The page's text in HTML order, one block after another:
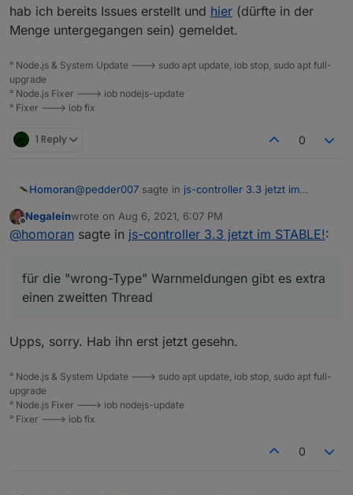
hab ich bereits Issues erstellt und hier (dürfte in der
Menge untergegangen sein) gemeldet.
° Node.js & System Update ---> sudo apt update, iob stop, sudo apt full-
upgrade
° Node.js Fixer ---> iob nodejs-update
° Fixer ---> iob fix
1 Reply 0
Homoran@pedder007 sagte in js-controller 3.3 jetzt im
Der Thread hier wird langsam zu lang um das
"wrong-Type" Warnmeldungen gibt es extra einen
zweitten Thread
https://forum.iobroker.net/topic/46776/meldungen-
bei nur 127 Posts ist noch massig Luft
Offline
Negaleinwrote on Aug 6, 2021, 6:07 PM
last edited by
@homoran sagte in js-controller 3.3 jetzt im STABLE!:
für die "wrong-Type" Warnmeldungen gibt es extra
einen zweitten Thread
Upps, sorry. Hab ihn erst jetzt gesehn.
° Node.js & System Update ---> sudo apt update, iob stop, sudo apt full-
upgrade
° Node.js Fixer ---> iob nodejs-update
° Fixer ---> iob fix
0